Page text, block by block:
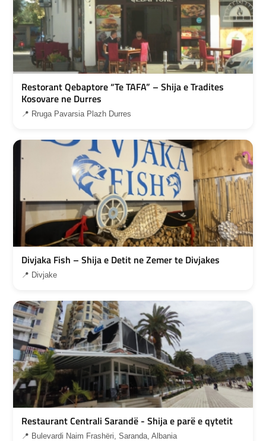
Restorant Qebaptore “Te TAFA” – Shija e Tradites
Kosovare ne Durres
📍 Rruga Pavarsia Plazh Durres
Divjaka Fish – Shija e Detit ne Zemer te Divjakes
📍 Divjake
Restaurant Centrali Sarandë - Shija e parë e qytetit
📍 Bulevardi Naim Frashëri, Saranda, Albania